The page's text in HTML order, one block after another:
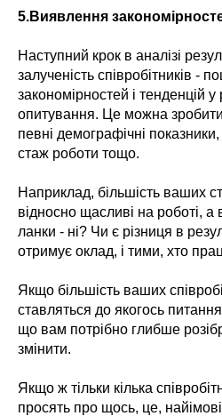
5.Виявлення
Наступний крок в аналізі
залученість співробітників -
закономірностей і тенденцій у
опитування. Це можна
певні демографічні показники,
стаж роботи тощо.
Наприклад, більшість ваших
відносно щасливі на роботі,
ланки - ні? Чи є різниця в
отримує оклад, і тими, хто
Якщо більшість ваших
ставляться до якогось
що вам потрібно глибше
змінити.
Якщо ж тільки кілька
просять про щось, це,